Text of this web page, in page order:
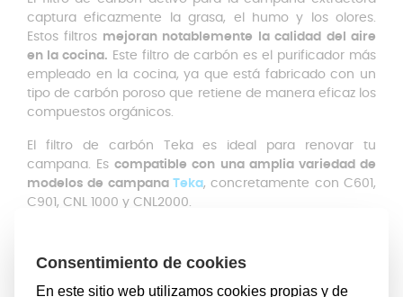
captura eficazmente la grasa, el humo y los olores.
Estos filtros mejoran notablemente la calidad del aire
en la cocina. Este filtro de carbón es el purificador más
empleado en la cocina, ya que está fabricado con un
tipo de carbón poroso que retiene de manera eficaz los
compuestos orgánicos.
El filtro de carbón Teka es ideal para renovar tu
campana. Escompatible con una amplia variedad de
modelos de campana Teka, concretamente con C601,
C901, CNL 1000 y CNL2000.
carbón activo?
En primer lugar, la campana aspira el aire cargando de